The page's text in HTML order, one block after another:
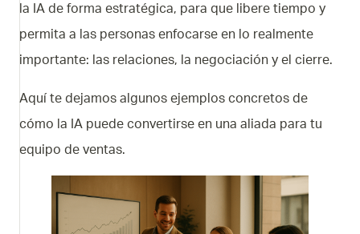
la IA de forma estratégica, para que libere tiempo y
permita a las personas enfocarse en lo realmente
importante: las relaciones, la negociación y el cierre.
Aquí te dejamos algunos ejemplos concretos de
cómo la IA puede convertirse en una aliada para tu
equipo de ventas.